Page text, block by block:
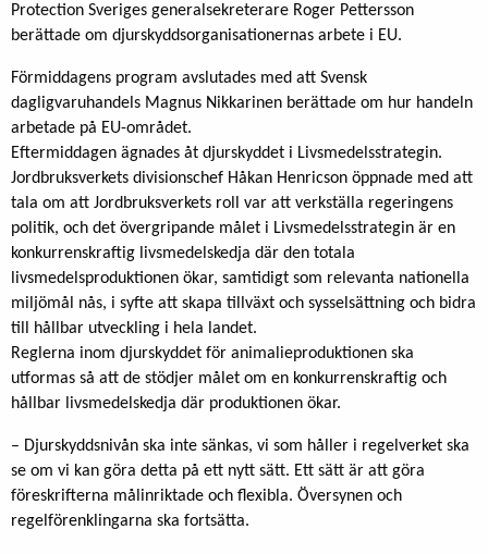
Protection Sveriges generalsekreterare Roger Pettersson
berättade om djurskyddsorganisationernas arbete i EU.
Förmiddagens program avslutades med att Svensk
dagligvaruhandels Magnus Nikkarinen berättade om hur handeln
arbetade på EU-området.
Eftermiddagen ägnades åt djurskyddet i Livsmedelsstrategin.
Jordbruksverkets divisionschef Håkan Henricson öppnade med att
tala om att Jordbruksverkets roll var att verkställa regeringens
politik, och det övergripande målet i Livsmedelsstrategin är en
konkurrenskraftig livsmedelskedja där den totala
livsmedelsproduktionen ökar, samtidigt som relevanta nationella
miljömål nås, i syfte att skapa tillväxt och sysselsättning och bidra
till hållbar utveckling i hela landet.
Reglerna inom djurskyddet för animalieproduktionen ska
utformas så att de stödjer målet om en konkurrenskraftig och
hållbar livsmedelskedja där produktionen ökar.
– Djurskyddsnivån ska inte sänkas, vi som håller i regelverket ska
se om vi kan göra detta på ett nytt sätt. Ett sätt är att göra
föreskrifterna målinriktade och flexibla. Översynen och
regelförenklingarna ska fortsätta.